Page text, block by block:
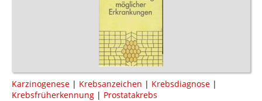
Karzinogenese | Krebsanzeichen | Krebsdiagnose |
Krebsfrüherkennung | Prostatakrebs